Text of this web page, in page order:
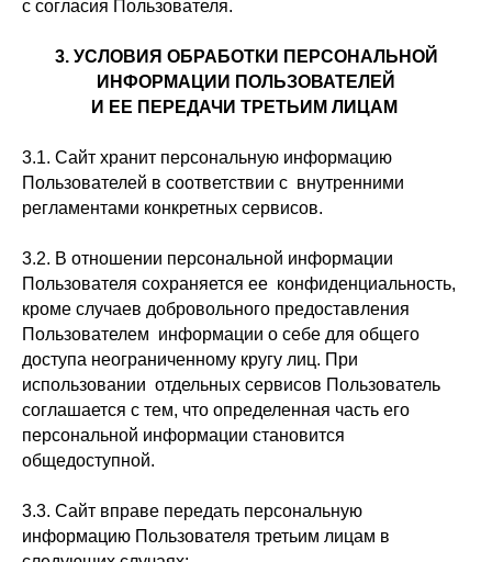
с согласия Пользователя.
3. УСЛОВИЯ ОБРАБОТКИ ПЕРСОНАЛЬНОЙ
ИНФОРМАЦИИ ПОЛЬЗОВАТЕЛЕЙ
И ЕЕ ПЕРЕДАЧИ ТРЕТЬИМ ЛИЦАМ
3.1. Сайт хранит персональную информацию
Пользователей в соответствии с внутренними
регламентами конкретных сервисов.
3.2. В отношении персональной информации
Пользователя сохраняется ее конфиденциальность,
кроме случаев добровольного предоставления
Пользователем информации о себе для общего
доступа неограниченному кругу лиц. При
использовании отдельных сервисов Пользователь
соглашается с тем, что определенная часть его
персональной информации становится
общедоступной.
3.3. Сайт вправе передать персональную
информацию Пользователя третьим лицам в